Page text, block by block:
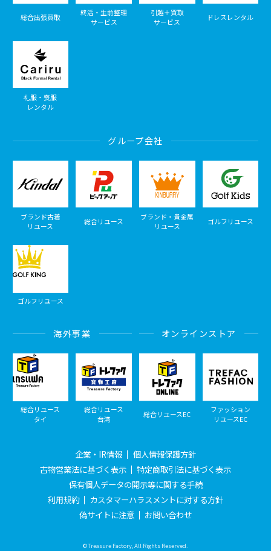
総合出張買取
終活・生前整理
サービス
引越＋買取
サービス
ドレスレンタル
礼服・喪服
レンタル
グループ会社
ブランド古着
リユース
総合リユース
ブランド・貴金属
リユース
ゴルフリユース
ゴルフリユース
海外事業
総合リユース
タイ
総合リユース
台湾
オンラインストア
総合リユースEC
ファッション
リユースEC
企業・IR情報
個人情報保護方針
古物営業法に基づく表示
特定商取引法に基づく表示
保有個人データの開示等に関する手続
利用規約
カスタマーハラスメントに対する方針
偽サイトに注意
お問い合わせ
© Treasure Factory, All Rights Reserved.